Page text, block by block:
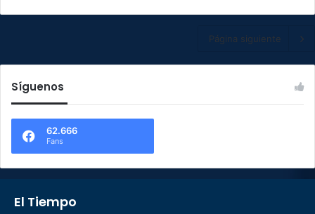
Página siguiente
Síguenos
62.666
Fans
El Tiempo